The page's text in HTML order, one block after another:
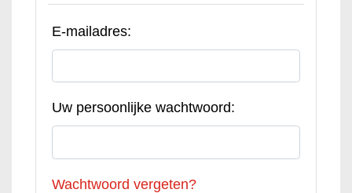
E-mailadres:
Uw persoonlijke wachtwoord:
Wachtwoord vergeten?